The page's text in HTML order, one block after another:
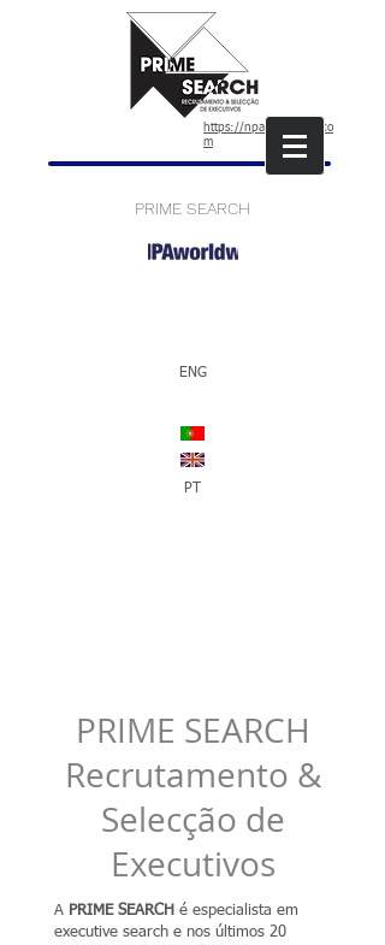
https://npaworldwide.co
m
PRIME SEARCH
ENG
PT
PRIME SEARCH
Recrutamento &
Selecção de
Executivos
A PRIME SEARCH é especialista em
executive search e nos últimos 20